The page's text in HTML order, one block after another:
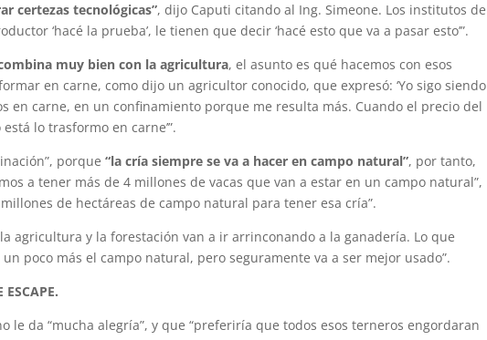
certezas tecnológicas”, dijo Caputi citando al Ing. Simeone. Los institutos de
‘hacé la prueba’, le tienen que decir ‘hacé esto que va a pasar esto’”.
muy bien con la agricultura, el asunto es qué hacemos con esos
en carne, como dijo un agricultor conocido, que expresó: ‘Yo sigo siendo
en carne, en un confinamiento porque me resulta más. Cuando el precio del
lo trasformo en carne’”.
porque“la cría siempre se va a hacer en campo natural”, por tanto,
a tener más de 4 millones de vacas que van a estar en un campo natural”,
de hectáreas de campo natural para tener esa cría”.
agricultura y la forestación van a ir arrinconando a la ganadería. Lo que
poco más el campo natural, pero seguramente va a ser mejor usado”.
le da “mucha alegría”, y que “preferiría que todos esos terneros engordaran